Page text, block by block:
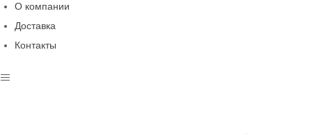
О компании
Доставка
Контакты